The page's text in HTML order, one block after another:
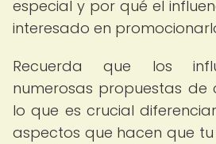
especial y por qué el
interesado en
Recuerda que los
numerosas propuestas de
lo que es crucial
aspectos que hacen que